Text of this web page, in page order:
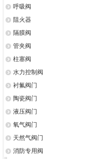
呼吸阀
阻火器
隔膜阀
管夹阀
柱塞阀
水力控制阀
衬氟阀门
陶瓷阀门
液压阀门
氧气阀门
天然气阀门
消防专用阀